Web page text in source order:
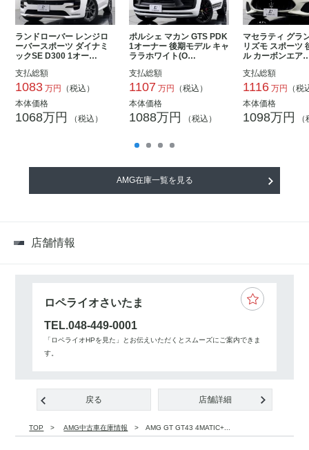
ランドローバー レンジロ
ーバースポーツ ダイナミ
ックSE D300 1オー…
支払総額
1083 万円
（税込）
本体価格
1068万円 （税込）
ポルシェ マカン GTS PDK
1オーナー 後期モデル キャ
ララホワイト(O…
支払総額
1107 万円
（税込）
本体価格
1088万円 （税込）
マセラティ グラ
リズモ スポーツ
ル カーボンエア
支払総額
1116 万円
（税
本体価格
1098万円
AMG在庫一覧を見る
店舗情報
ロペライオさいたま
TEL.048-449-0001
「ロペライオHPを見た」とお伝えいただくとスムーズにご案内できま
す。
戻る 店舗詳細
TOP AMG中古車在庫情報 AMG GT GT43 4MATIC+...